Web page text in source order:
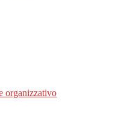
organizzativo